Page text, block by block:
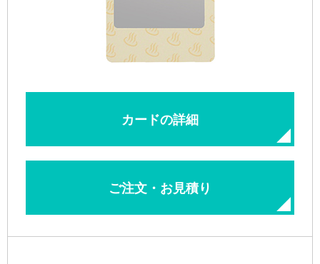
カードの詳細
ご注文・お見積り